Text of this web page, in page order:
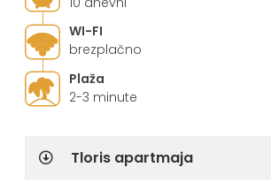
WI-FI
brezplačno
Plaža
2-3 minute
Tloris apartmaja